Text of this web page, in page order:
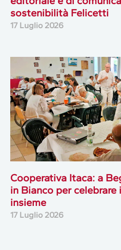
sostenibilità Felicetti
17 Luglio 2026
Cooperativa Itaca: a
in Bianco per
insieme
17 Luglio 2026